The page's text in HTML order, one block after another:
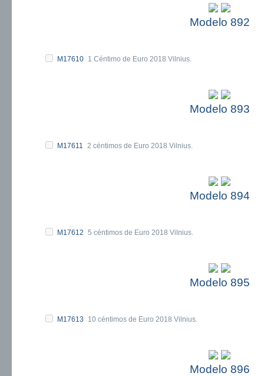
Modelo 892
M17610 1 Céntimo de Euro 2018 Vilnius.
Modelo 893
M17611 2 céntimos de Euro 2018 Vilnius.
Modelo 894
M17612 5 céntimos de Euro 2018 Vilnius.
Modelo 895
M17613 10 céntimos de Euro 2018 Vilnius.
Modelo 896